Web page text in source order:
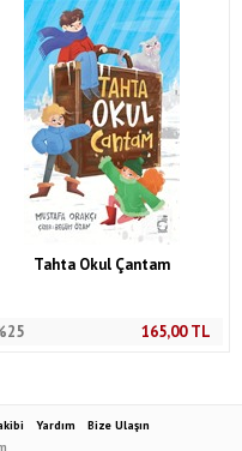
Tahta Okul Çantam
165,00TL
Yardım
Bize Ulaşın